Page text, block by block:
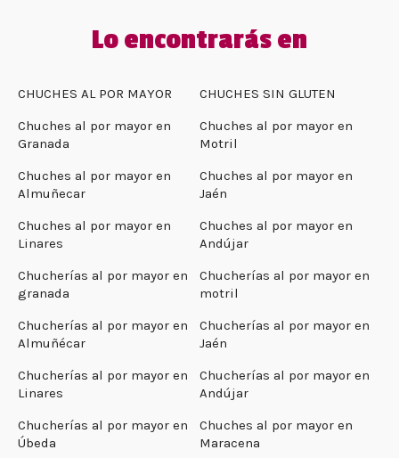
Lo encontrarás en
CHUCHES AL POR MAYOR
CHUCHES SIN GLUTEN
Chuches al por mayor en
Granada
Chuches al por mayor en
Motril
Chuches al por mayor en
Almuñecar
Chuches al por mayor en
Jaén
Chuches al por mayor en
Linares
Chuches al por mayor en
Andújar
Chucherías al por mayor en
granada
Chucherías al por mayor en
motril
Chucherías al por mayor en
Almuñécar
Chucherías al por mayor en
Jaén
Chucherías al por mayor en
Linares
Chucherías al por mayor en
Andújar
Chucherías al por mayor en
Úbeda
Chuches al por mayor en
Maracena